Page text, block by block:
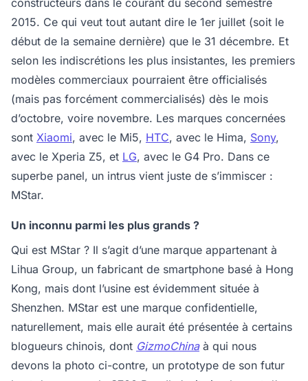
constructeurs dans le courant du second semestre
2015. Ce qui veut tout autant dire le 1er juillet (soit le
début de la semaine dernière) que le 31 décembre. Et
selon les indiscrétions les plus insistantes, les premiers
modèles commerciaux pourraient être officialisés
(mais pas forcément commercialisés) dès le mois
d’octobre, voire novembre. Les marques concernées
sont Xiaomi, avec le Mi5, HTC, avec le Hima, Sony,
avec le Xperia Z5, et LG, avec le G4 Pro. Dans ce
superbe panel, un intrus vient juste de s’immiscer :
MStar.
Un inconnu parmi les plus grands ?
Qui est MStar ? Il s’agit d’une marque appartenant à
Lihua Group, un fabricant de smartphone basé à Hong
Kong, mais dont l’usine est évidemment située à
Shenzhen. MStar est une marque confidentielle,
naturellement, mais elle aurait été présentée à certains
blogueurs chinois, dont GizmoChinaà qui nous
devons la photo ci-contre, un prototype de son futur